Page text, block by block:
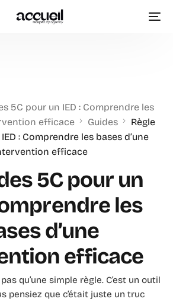
5C pour un IED : Comprendre les
efficace
Guides
Règle
: Comprendre les bases d’une
efficace
5C pour un
les
d’une
efficace
pas qu’une simple règle. C’est un outil
pensiez que c’était juste un truc